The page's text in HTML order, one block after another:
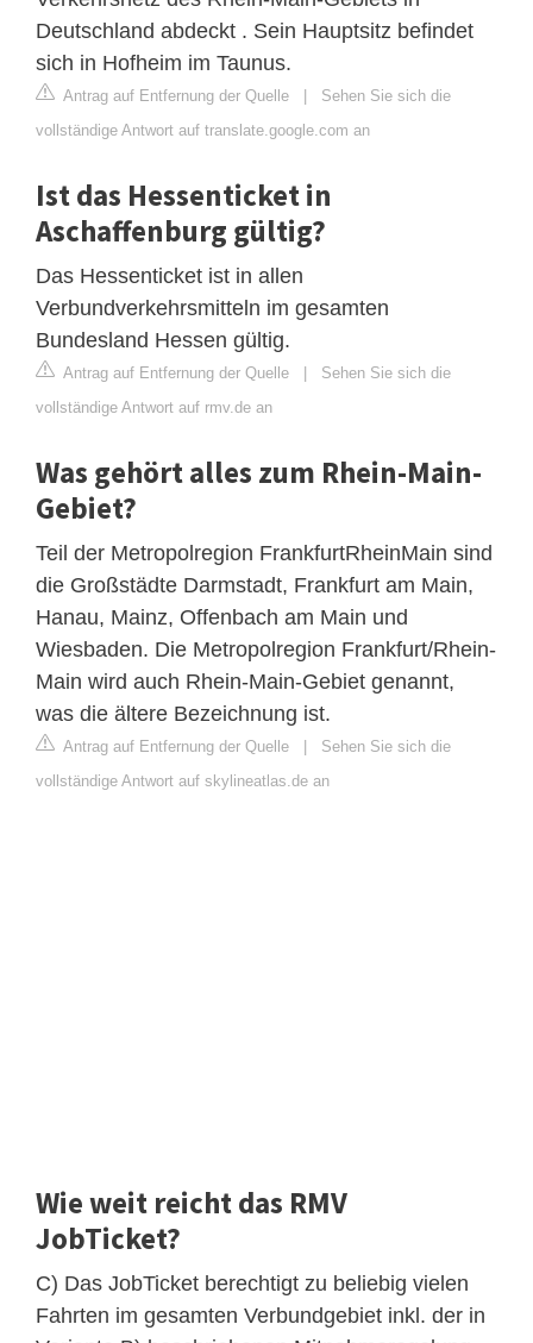
Deutschland abdeckt . Sein Hauptsitz befindet
sich in Hofheim im Taunus.
Antrag auf Entfernung der Quelle | Sehen Sie sich die
vollständige Antwort auf translate.google.com an
Ist das Hessenticket in
Aschaffenburg gültig?
Das Hessenticket ist in allen
Verbundverkehrsmitteln im gesamten
Bundesland Hessen gültig.
Antrag auf Entfernung der Quelle | Sehen Sie sich die
vollständige Antwort auf rmv.de an
Was gehört alles zum Rhein-Main-
Gebiet?
Teil der Metropolregion FrankfurtRheinMain sind
die Großstädte Darmstadt, Frankfurt am Main,
Hanau, Mainz, Offenbach am Main und
Wiesbaden. Die Metropolregion Frankfurt/Rhein-
Main wird auch Rhein-Main-Gebiet genannt,
was die ältere Bezeichnung ist.
Antrag auf Entfernung der Quelle | Sehen Sie sich die
vollständige Antwort auf skylineatlas.de an
Wie weit reicht das RMV
JobTicket?
C) Das JobTicket berechtigt zu beliebig vielen
Fahrten im gesamten Verbundgebiet inkl. der in